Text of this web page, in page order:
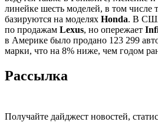
линейке шесть моделей, в том числе
базируются на моделях Honda. В
по продажам Lexus, но опережает
в Америке было продано 123 299
марки, что на 8% ниже, чем годом
Рассылка
Получайте дайджест новостей,